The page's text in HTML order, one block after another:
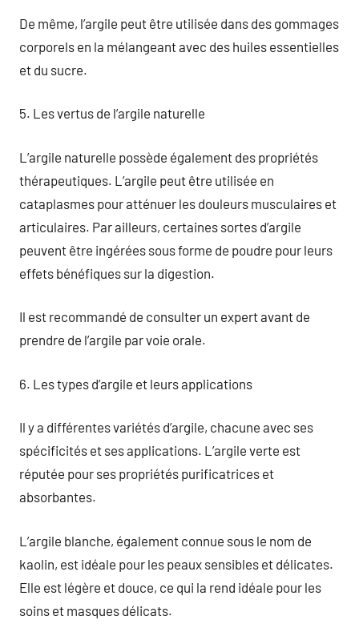
De même, l’argile peut être utilisée dans des gommages
corporels en la mélangeant avec des huiles essentielles
et du sucre.
5. Les vertus de l’argile naturelle
L’argile naturelle possède également des propriétés
thérapeutiques. L’argile peut être utilisée en
cataplasmes pour atténuer les douleurs musculaires et
articulaires. Par ailleurs, certaines sortes d’argile
peuvent être ingérées sous forme de poudre pour leurs
effets bénéfiques sur la digestion.
Il est recommandé de consulter un expert avant de
prendre de l’argile par voie orale.
6. Les types d’argile et leurs applications
Il y a différentes variétés d’argile, chacune avec ses
spécificités et ses applications. L’argile verte est
réputée pour ses propriétés purificatrices et
absorbantes.
L’argile blanche, également connue sous le nom de
kaolin, est idéale pour les peaux sensibles et délicates.
Elle est légère et douce, ce qui la rend idéale pour les
soins et masques délicats.